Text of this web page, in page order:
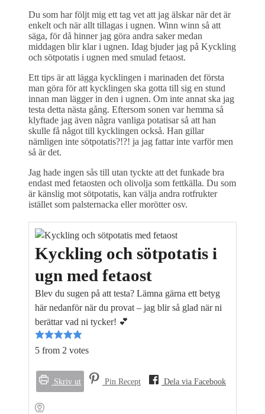
Du som har följt mig ett tag vet att jag älskar när det är
enkelt och när allt tillagas i ugnen. Winn winn så att
säga, för då hinner jag göra andra saker medan
middagen blir klar i ugnen. Idag bjuder jag på Kyckling
och sötpotatis i ugnen med smulad fetaost.
Ett tips är att lägga kycklingen i marinaden det första
man göra för att kycklingen ska gotta till sig en stund
innan man lägger in den i ugnen. Om inte annat ska jag
testa detta nästa gång. Eftersom sonen var hemma så
klyftade jag även några vanliga potatisar så att han
skulle få något till kycklingen också. Han gillar
nämligen inte sötpotatis?!?! ja jag fattar inte varför men
så är det.
Jag hade ingen sås till utan tyckte att det funkade bra
endast med fetaosten och olivolja som fettkälla. Du som
är känslig mot sötpotatis, kan välja andra rotfrukter
istället som palsternacka eller morötter osv.
Kyckling och sötpotatis i
ugn med fetaost
Blev du sugen på att testa? Lämna gärna ett betyg
här nedanför när du provat – jag blir så glad när ni
berättar vad ni tycker! 💕
5 from 2 votes
Skriv ut Pin Recept Dela via Facebook